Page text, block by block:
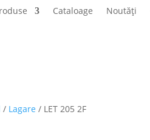
Cataloage Noutăți
/ Lagare / LET 205 2F